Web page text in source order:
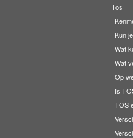
Tos
Kun
Wat
Wat
Op
Is
TOS